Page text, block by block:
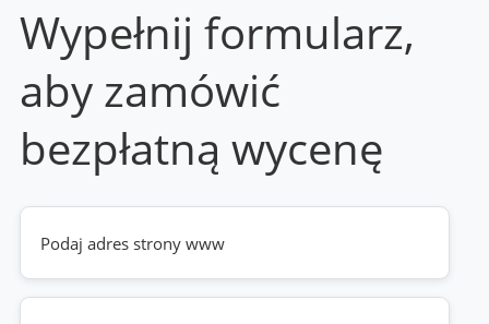
Wypełnij formularz,
aby zamówić
bezpłatną wycenę
Twoja
strona
www
(wymagane)
Telefon